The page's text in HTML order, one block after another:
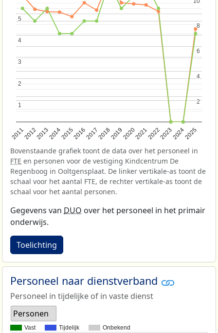
201120122013201420152016201720182019202020212022202320242025
1
1
2
2
3
3
4
4
5
5
2
2
4
4
6
6
8
8
Bovenstaande grafiek toont de data over het personeel in
FTE en personen voor de vestiging Kindcentrum De
Regenboog in Ooltgensplaat. De linker vertikale-as toont de
schaal voor het aantal FTE, de rechter vertikale-as toont de
schaal voor het aantal personen.
Gegevens van DUO over het personeel in het primair
onderwijs.
Toelichting
Personeel naar dienstverband
Personeel in tijdelijke of in vaste dienst
Personen
Vast Tijdelijk Onbekend